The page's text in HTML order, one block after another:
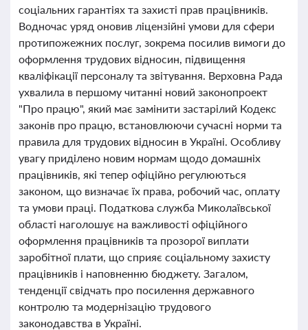
соціальних гарантіях та захисті прав працівників.
Водночас уряд оновив ліцензійні умови для сфери
протипожежних послуг, зокрема посилив вимоги до
оформлення трудових відносин, підвищення
кваліфікації персоналу та звітування. Верховна Рада
ухвалила в першому читанні новий законопроект
"Про працю", який має замінити застарілий Кодекс
законів про працю, встановлюючи сучасні норми та
правила для трудових відносин в Україні. Особливу
увагу приділено новим нормам щодо домашніх
працівників, які тепер офіційно регулюються
законом, що визначає їх права, робочий час, оплату
та умови праці. Податкова служба Миколаївської
області наголошує на важливості офіційного
оформлення працівників та прозорої виплати
заробітної плати, що сприяє соціальному захисту
працівників і наповненню бюджету. Загалом,
тенденції свідчать про посилення державного
контролю та модернізацію трудового
законодавства в Україні.